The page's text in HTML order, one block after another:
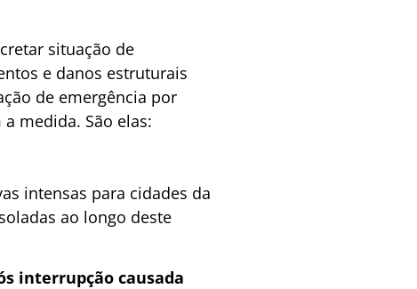
situação de
e danos estruturais
de emergência por
medida. São elas:
intensas para cidades da
ao longo deste
interrupção causada